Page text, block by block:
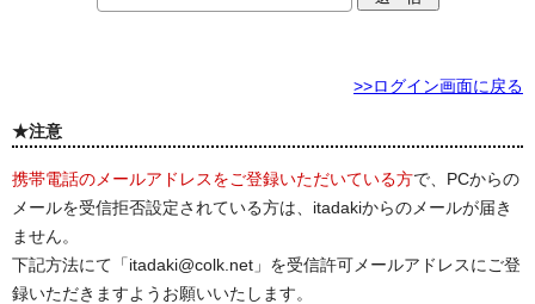
>>ログイン画面に戻る
★注意
携帯電話のメールアドレスをご登録いただいている方で、PCからの
メールを受信拒否設定されている方は、itadakiからのメールが届き
ません。
下記方法にて「itadaki@colk.net」を受信許可メールアドレスにご登
録いただきますようお願いいたします。